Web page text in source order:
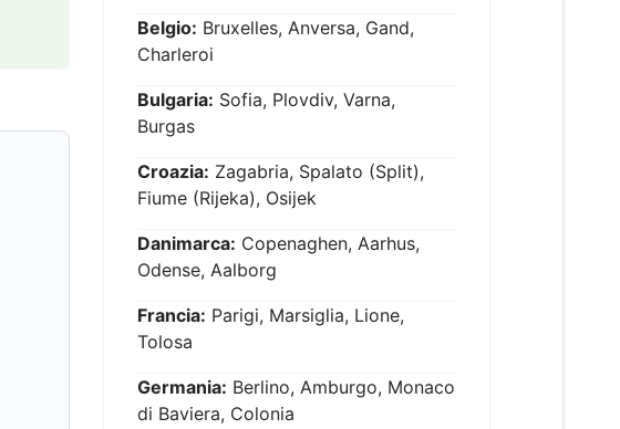
Belgio: Bruxelles, Anversa, Gand,
Charleroi
Bulgaria: Sofia, Plovdiv, Varna,
Burgas
Croazia: Zagabria, Spalato (Split),
Fiume (Rijeka), Osijek
Danimarca: Copenaghen, Aarhus,
Odense, Aalborg
Francia: Parigi, Marsiglia, Lione,
Tolosa
Germania: Berlino, Amburgo, Monaco
di Baviera, Colonia